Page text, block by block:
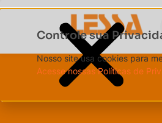
Controle sua
Nosso site usa cookies para
Acesse nossas Políticas de